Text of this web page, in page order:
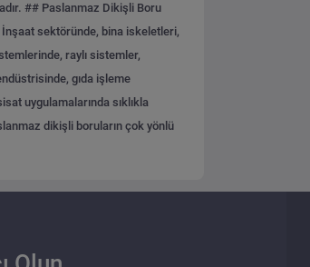
## Paslanmaz Dikişli Boru
İnşaat sektöründe, bina iskeletleri,
raylı sistemler,
gıda işleme
uygulamalarında sıklıkla
dikişli boruların çok yönlü